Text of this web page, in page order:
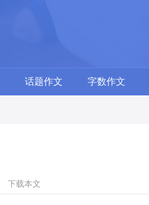
话题作文 字数作文
下载本文